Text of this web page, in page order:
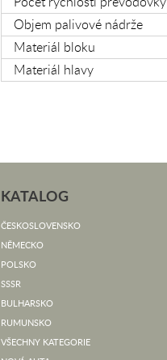
Objem palivové nádrže
Materiál bloku
Materiál hlavy
KATALOG
ČESKOSLOVENSKO
NĚMECKO
POLSKO
SSSR
BULHARSKO
RUMUNSKO
VŠECHNY KATEGORIE